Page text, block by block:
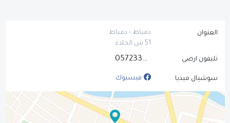
العنوان
دمياط - دمياط
51 ش الجلاء
تليفون ارضى 0572336681
سوشيال ميديا فيسبوك